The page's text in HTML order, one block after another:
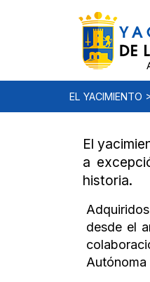
EL YACIMIENTO
El
a
historia.
desde el
Autónoma